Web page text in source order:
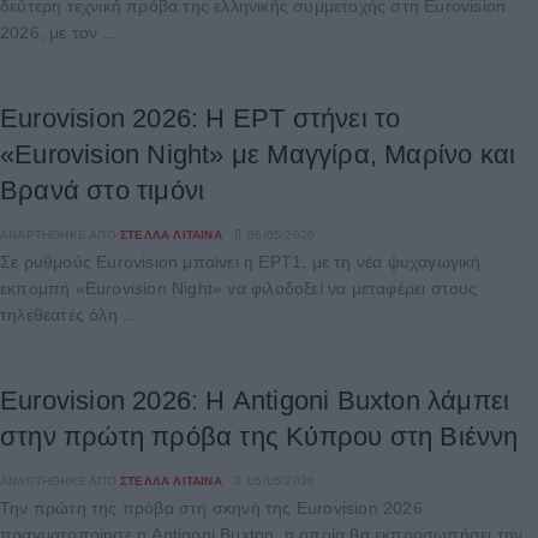
δεύτερη τεχνική πρόβα της ελληνικής συμμετοχής στη Eurovision
2026, με τον ...
Eurovision 2026: Η ΕΡΤ στήνει το
«Eurovision Night» με Μαγγίρα, Μαρίνο και
Βρανά στο τιμόνι
ΑΝΑΡΤΉΘΗΚΕ ΑΠΌ ΣΤΈΛΛΑ ΛΊΤΑΙΝΑ
Σε ρυθμούς Eurovision μπαίνει η ΕΡΤ1, με τη νέα ψυχαγωγική
εκπομπή «Eurovision Night» να φιλοδοξεί να μεταφέρει στους
τηλεθεατές όλη ...
Eurovision 2026: Η Antigoni Buxton λάμπει
στην πρώτη πρόβα της Κύπρου στη Βιέννη
ΑΝΑΡΤΉΘΗΚΕ ΑΠΌ ΣΤΈΛΛΑ ΛΊΤΑΙΝΑ
Την πρώτη της πρόβα στη σκηνή της Eurovision 2026